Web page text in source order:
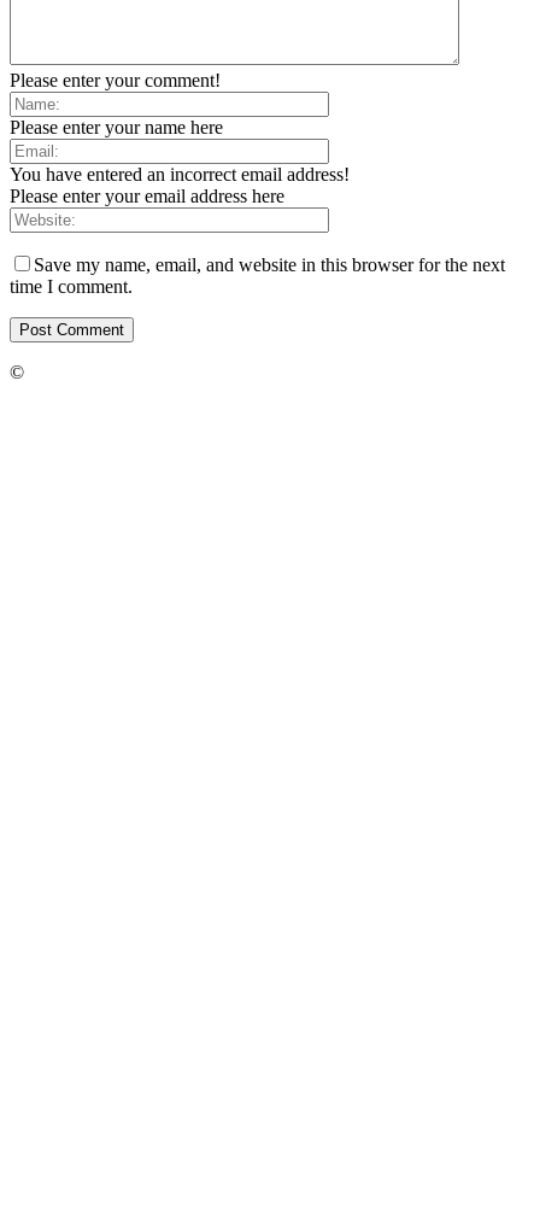
Please enter your comment!
Please enter your name here
You have entered an incorrect email address!
Please enter your email address here
Save my name, email, and website in this browser for the next
time I comment.
©